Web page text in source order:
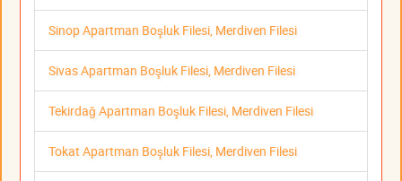
Sinop Apartman Boşluk Filesi, Merdiven Filesi
Sivas Apartman Boşluk Filesi, Merdiven Filesi
Tekirdağ Apartman Boşluk Filesi, Merdiven Filesi
Tokat Apartman Boşluk Filesi, Merdiven Filesi